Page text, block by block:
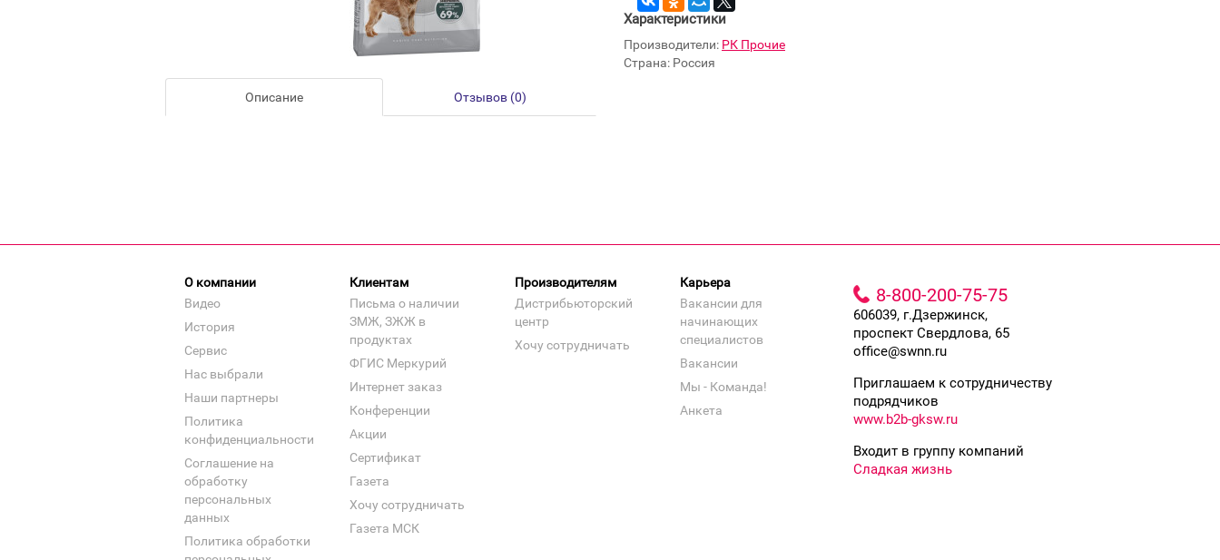
Описание Отзывов (0)
Характеристики
Производители: РК Прочие
Страна: Россия
О компании
Видео
История
Сервис
Нас выбрали
Наши партнеры
Политика
конфиденциальности
Соглашение на
обработку
персональных
данных
Политика обработки
Клиентам
Письма о наличии
ЗМЖ, ЗЖЖ в
продуктах
ФГИС Меркурий
Интернет заказ
Конференции
Акции
Сертификат
Газета
Хочу сотрудничать
Газета МСК
Производителям
Дистрибьюторский
центр
Хочу сотрудничать
Карьера
Вакансии для
начинающих
специалистов
Вакансии
Мы - Команда!
Анкета
8-800-200-75-75
606039, г.Дзержинск,
проспект Свердлова, 65
office@swnn.ru
Приглашаем к сотрудничеству
подрядчиков
www.b2b-gksw.ru
Входит в группу компаний
Сладкая жизнь